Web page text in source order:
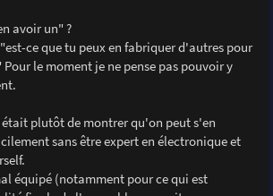
avoir un" ?
ce que tu peux en fabriquer d'autres pour
le moment je ne pense pas pouvoir y
était plutôt de montrer qu'on peut s'en
sans être expert en électronique et
équipé (notamment pour ce qui est